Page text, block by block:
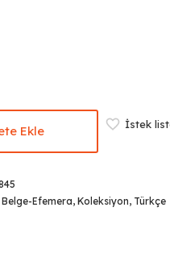
Ekle İstek
Belge-Efemera, Koleksiyon, Türkçe